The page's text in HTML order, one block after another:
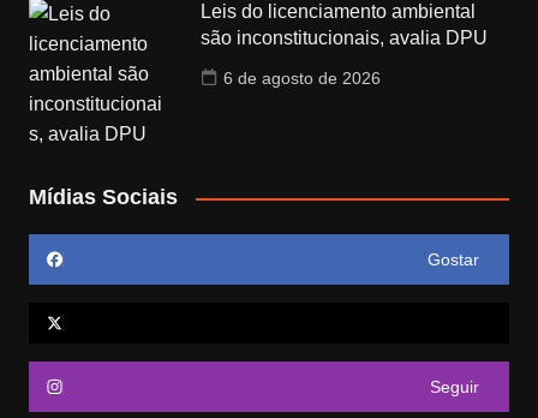
Leis do licenciamento ambiental
são inconstitucionais, avalia DPU
6 de agosto de 2026
Mídias Sociais
Gostar
Seguir